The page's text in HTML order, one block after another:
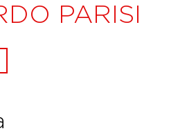
PARISI